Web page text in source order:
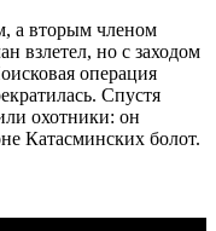
а вторым членом
взлетел, но с заходом
операция
Спустя
охотники: он
Катасминских болот.